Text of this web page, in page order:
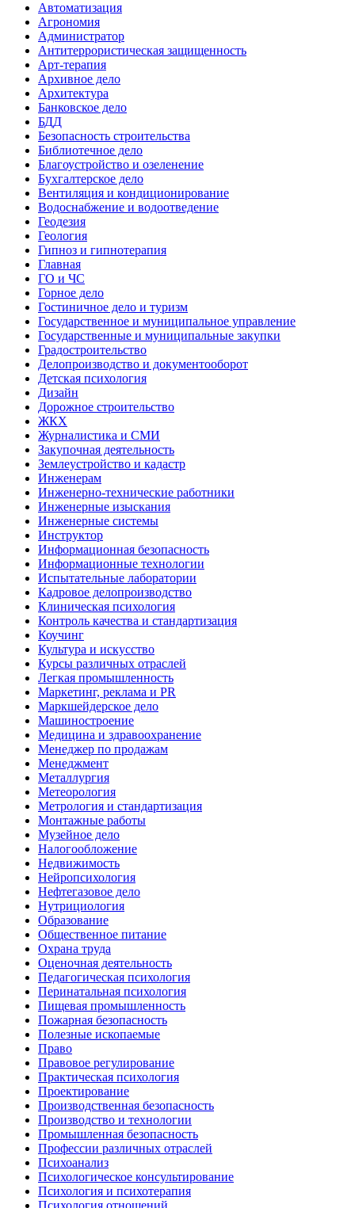
Автоматизация
Агрономия
Администратор
Антитеррористическая защищенность
Арт-терапия
Архивное дело
Архитектура
Банковское дело
БДД
Безопасность строительства
Библиотечное дело
Благоустройство и озеленение
Бухгалтерское дело
Вентиляция и кондиционирование
Водоснабжение и водоотведение
Геодезия
Геология
Гипноз и гипнотерапия
Главная
ГО и ЧС
Горное дело
Гостиничное дело и туризм
Государственное и муниципальное управление
Государственные и муниципальные закупки
Градостроительство
Делопроизводство и документооборот
Детская психология
Дизайн
Дорожное строительство
ЖКХ
Журналистика и СМИ
Закупочная деятельность
Землеустройство и кадастр
Инженерам
Инженерно-технические работники
Инженерные изыскания
Инженерные системы
Инструктор
Информационная безопасность
Информационные технологии
Испытательные лаборатории
Кадровое делопроизводство
Клиническая психология
Контроль качества и стандартизация
Коучинг
Культура и искусство
Курсы различных отраслей
Легкая промышленность
Маркетинг, реклама и PR
Маркшейдерское дело
Машиностроение
Медицина и здравоохранение
Менеджер по продажам
Менеджмент
Металлургия
Метеорология
Метрология и стандартизация
Монтажные работы
Музейное дело
Налогообложение
Недвижимость
Нейропсихология
Нефтегазовое дело
Нутрициология
Образование
Общественное питание
Охрана труда
Оценочная деятельность
Педагогическая психология
Перинатальная психология
Пищевая промышленность
Пожарная безопасность
Полезные ископаемые
Право
Правовое регулирование
Практическая психология
Проектирование
Производственная безопасность
Производство и технологии
Промышленная безопасность
Профессии различных отраслей
Психоанализ
Психологическое консультирование
Психология и психотерапия
Психология отношений